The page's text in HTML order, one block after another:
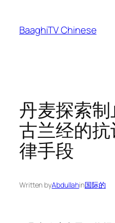
content
BaaghiTV Chinese
丹麦探索
古兰经的
律手段
Written byAbdullahin国际的